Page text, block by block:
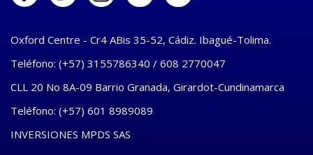
Oxford Centre - Cr4 ABis 35-52, Cádiz. Ibagué-Tolima.
Teléfono: (+57) 3155786340 / 608 2770047
CLL 20 No 8A-09 Barrio Granada, Girardot-Cundinamarca
Teléfono: (+57) 601 8989089
INVERSIONES MPDS SAS